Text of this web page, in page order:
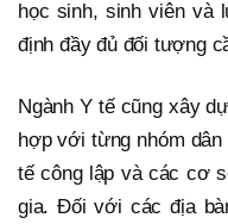
học sinh, sinh viên và
định đầy đủ đối tượng
Ngành Y tế cũng xây
hợp với từng nhóm
tế công lập và các cơ
gia. Đối với các địa